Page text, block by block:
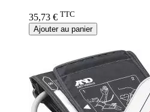
35,73 € TTC
Ajouter au panier